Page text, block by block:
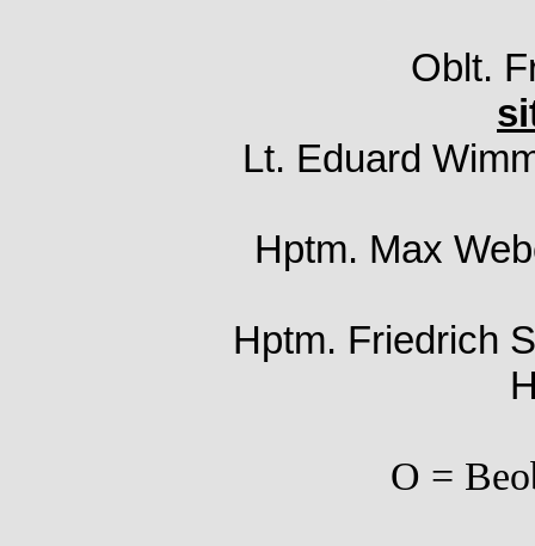
Oblt.
Lt. Eduard
Hptm. Max
Hptm. Friedrich
O =